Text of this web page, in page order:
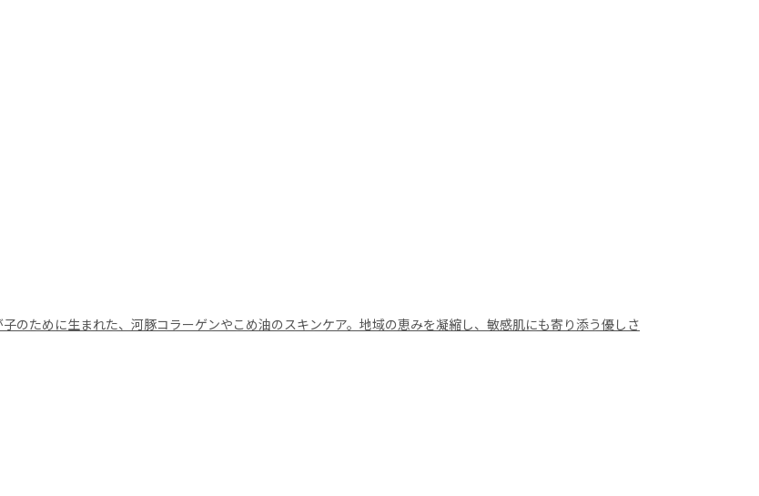
のために生まれた、河豚コラーゲンやこめ油のスキンケア。地域の恵みを凝縮し、敏感肌にも寄り添う優しさ